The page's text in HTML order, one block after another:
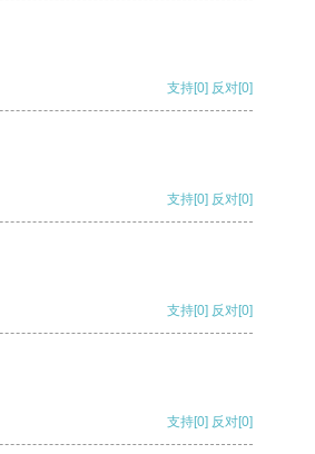
支持[0] 反对[0]
支持[0] 反对[0]
支持[0] 反对[0]
支持[0] 反对[0]